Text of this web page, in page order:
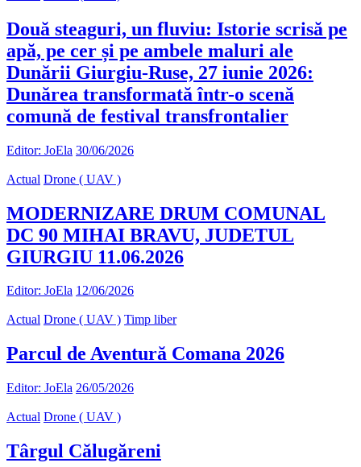
Două steaguri, un fluviu: Istorie scrisă pe
apă, pe cer și pe ambele maluri ale
Dunării Giurgiu-Ruse, 27 iunie 2026:
Dunărea transformată într-o scenă
comună de festival transfrontalier
Editor: JoEla 30/06/2026
Actual Drone ( UAV )
MODERNIZARE DRUM COMUNAL
DC 90 MIHAI BRAVU, JUDETUL
GIURGIU 11.06.2026
Editor: JoEla 12/06/2026
Actual Drone ( UAV ) Timp liber
Parcul de Aventură Comana 2026
Editor: JoEla 26/05/2026
Actual Drone ( UAV )
Târgul Călugăreni